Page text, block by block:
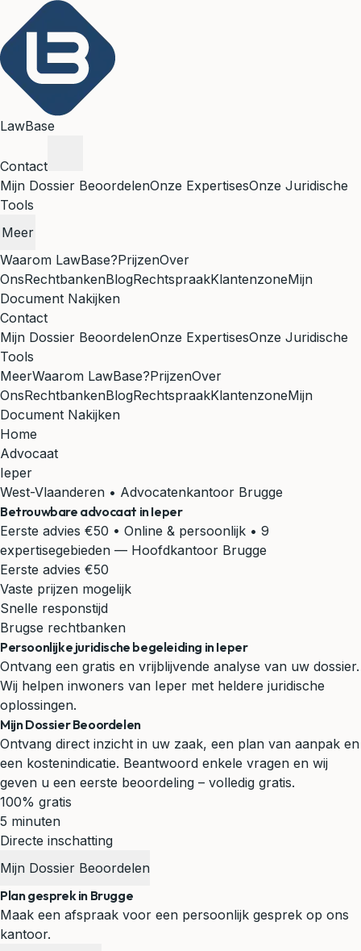
LawBase
Contact
Mijn Dossier BeoordelenOnze ExpertisesOnze Juridische
Tools
Meer
Waarom LawBase?PrijzenOver
OnsRechtbankenBlogRechtspraakKlantenzoneMijn
Document Nakijken
Contact
Mijn Dossier BeoordelenOnze ExpertisesOnze Juridische
Tools
MeerWaarom LawBase?PrijzenOver
OnsRechtbankenBlogRechtspraakKlantenzoneMijn
Document Nakijken
Home
Advocaat
Ieper
West-Vlaanderen • Advocatenkantoor Brugge
Betrouwbare advocaat inIeper
Eerste advies €50 • Online & persoonlijk • 9
expertisegebieden — Hoofdkantoor Brugge
Eerste advies €50
Vaste prijzen mogelijk
Snelle responstijd
Brugse rechtbanken
Persoonlijke juridische begeleiding in Ieper
Ontvang een gratis en vrijblijvende analyse van uw dossier.
Wij helpen inwoners van Ieper met heldere juridische
oplossingen.
Mijn Dossier Beoordelen
Ontvang direct inzicht in uw zaak, een plan van aanpak en
een kostenindicatie. Beantwoord enkele vragen en wij
geven u een eerste beoordeling – volledig gratis.
100% gratis
5 minuten
Directe inschatting
Mijn Dossier Beoordelen
Plan gesprek in Brugge
Maak een afspraak voor een persoonlijk gesprek op ons
kantoor.